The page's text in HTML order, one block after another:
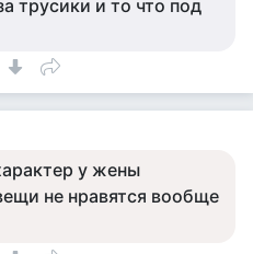
трусики и то что под
у жены
не нравятся вообще